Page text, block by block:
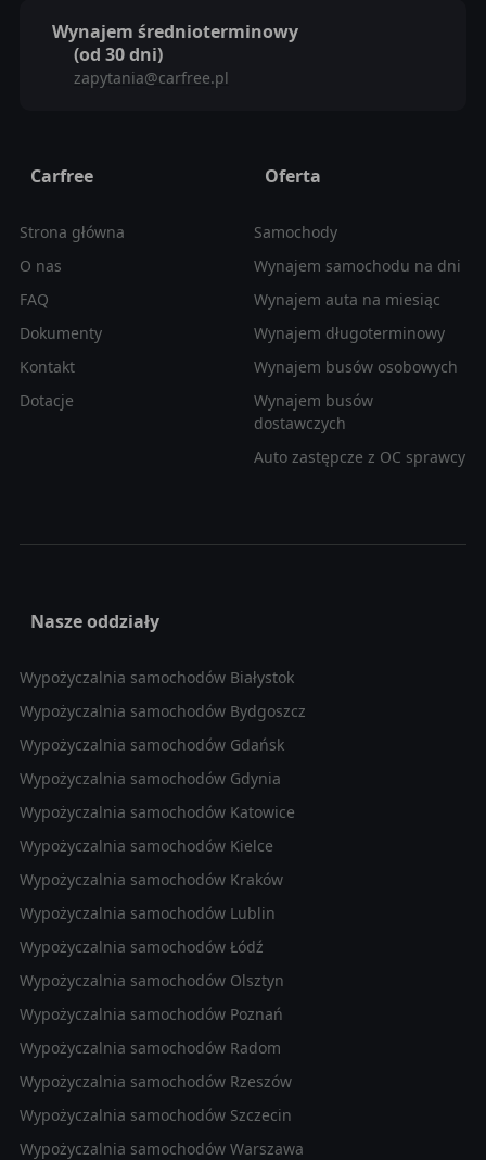
Wynajem średnioterminowy
(od 30 dni)
zapytania@carfree.pl
Carfree
Strona główna
O nas
FAQ
Dokumenty
Kontakt
Dotacje
Oferta
Samochody
Wynajem samochodu na dni
Wynajem auta na miesiąc
Wynajem długoterminowy
Wynajem busów osobowych
Wynajem busów
dostawczych
Auto zastępcze z OC sprawcy
Nasze oddziały
Wypożyczalnia samochodów Białystok
Wypożyczalnia samochodów Bydgoszcz
Wypożyczalnia samochodów Gdańsk
Wypożyczalnia samochodów Gdynia
Wypożyczalnia samochodów Katowice
Wypożyczalnia samochodów Kielce
Wypożyczalnia samochodów Kraków
Wypożyczalnia samochodów Lublin
Wypożyczalnia samochodów Łódź
Wypożyczalnia samochodów Olsztyn
Wypożyczalnia samochodów Poznań
Wypożyczalnia samochodów Radom
Wypożyczalnia samochodów Rzeszów
Wypożyczalnia samochodów Szczecin
Wypożyczalnia samochodów Warszawa